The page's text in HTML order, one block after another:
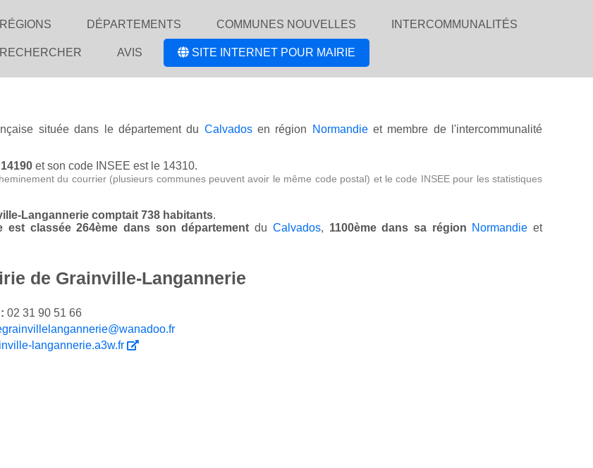
RÉGIONS DÉPARTEMENTS COMMUNES NOUVELLES INTERCOMMUNALITÉS
RECHERCHER AVIS SITE INTERNET POUR MAIRIE
située dans le département du Calvadosen région Normandieet membre de l'intercommunalité
et son code INSEE est le 14310.
du courrier (plusieurs communes peuvent avoir le même code postal) et le code INSEE pour les statistiques
Langannerie comptait 738 habitants.
est classée 264ème dans son département du Calvados, 1100ème dans sa région Normandie et
de Grainville-Langannerie
02 31 90 51 66
langannerie.a3w.fr